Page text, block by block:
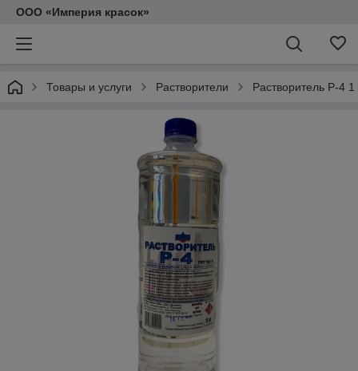
ООО «Империя красок»
Товары и услуги Растворители Растворитель Р-4